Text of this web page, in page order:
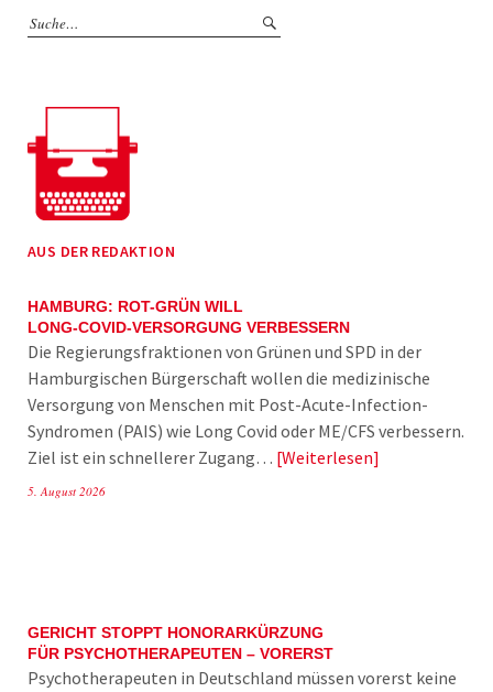
AUS DER REDAKTION
HAMBURG: ROT-GRÜN WILL
LONG-COVID-VERSORGUNG VERBESSERN
Die Regierungsfraktionen von Grünen und SPD in der
Hamburgischen Bürgerschaft wollen die medizinische
Versorgung von Menschen mit Post-Acute-Infection-
Syndromen (PAIS) wie Long Covid oder ME/CFS verbessern.
Ziel ist ein schnellerer Zugang… Weiterlesen
5. August 2026
GERICHT STOPPT HONORARKÜRZUNG
FÜR PSYCHOTHERAPEUTEN – VORERST
Psychotherapeuten in Deutschland müssen vorerst keine